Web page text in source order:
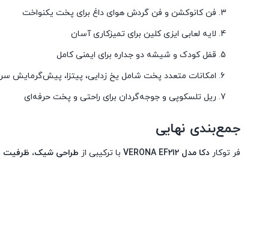
فن کانوکشن و فن گردش هوای داغ برای پخت یکنواخت
لایه لعابی ایزی کلین برای تمیزکاری آسان
قفل کودک و شیشه دو جداره برای ایمنی کامل
امکانات متعدد پخت شامل یخ زدایی، پیتزا، پیش‌گرمایش
ریل تلسکوپی و جوجه‌گردان برای راحتی و پخت حرفه‌ای
جمع‌بندی نهایی
فر توکاردکا مدل VERONA EF212 با ترکیبی از طراحی شیک، ظرفیت